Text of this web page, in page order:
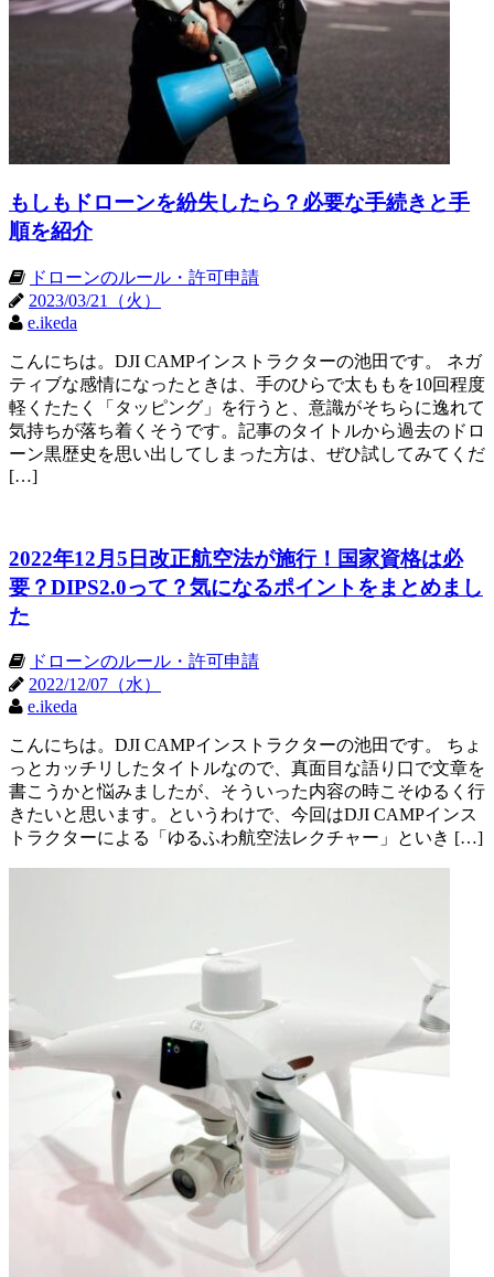
もしもドローンを紛失したら？必要な手続きと手
順を紹介
ドローンのルール・許可申請
2023/03/21（火）
e.ikeda
こんにちは。DJI CAMPインストラクターの池田です。 ネガ
ティブな感情になったときは、手のひらで太ももを10回程度
軽くたたく「タッピング」を行うと、意識がそちらに逸れて
気持ちが落ち着くそうです。記事のタイトルから過去のドロ
ーン黒歴史を思い出してしまった方は、ぜひ試してみてくだ
[…]
2022年12月5日改正航空法が施行！国家資格は必
要？DIPS2.0って？気になるポイントをまとめまし
た
ドローンのルール・許可申請
2022/12/07（水）
e.ikeda
こんにちは。DJI CAMPインストラクターの池田です。 ちょ
っとカッチリしたタイトルなので、真面目な語り口で文章を
書こうかと悩みましたが、そういった内容の時こそゆるく行
きたいと思います。というわけで、今回はDJI CAMPインス
トラクターによる「ゆるふわ航空法レクチャー」といき […]